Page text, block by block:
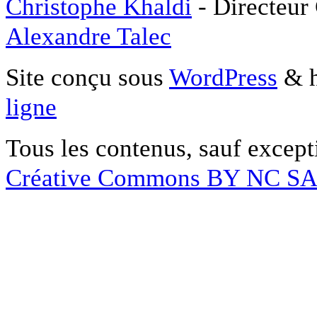
Christophe Khaldi -
Alexandre Talec
Site conçu sous WordPress &
ligne
Tous les contenus, sauf
Créative Commons BY NC SA